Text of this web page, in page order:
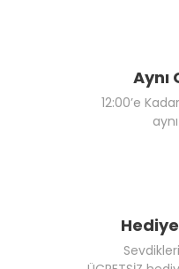
Aynı
12:00’e